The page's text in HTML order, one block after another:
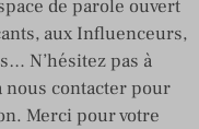
de parole ouvert
aux Influenceurs,
N’hésitez pas à
nous contacter pour
Merci pour votre